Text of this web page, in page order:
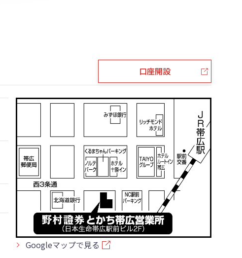
口座開設
Googleマップで見る